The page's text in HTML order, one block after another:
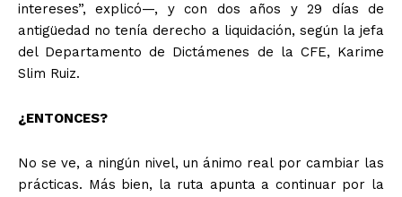
intereses”, explicó—, y con dos años y 29 días de
antigüedad no tenía derecho a liquidación, según la jefa
del Departamento de Dictámenes de la CFE, Karime
Slim Ruiz.
¿ENTONCES?
No se ve, a ningún nivel, un ánimo real por cambiar las
prácticas. Más bien, la ruta apunta a continuar por la